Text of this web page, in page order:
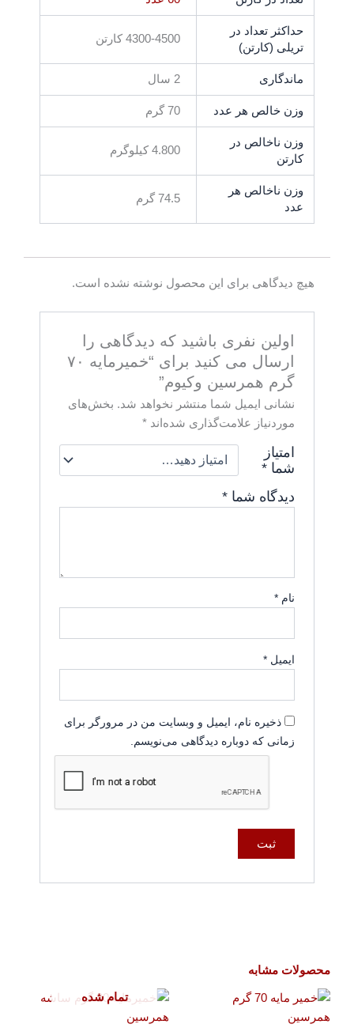
حداکثر تعداد در
تریلی (کارتن)
4300-4500 کارتن
ماندگاری 2 سال
وزن خالص هر عدد 70 گرم
وزن ناخالص در
کارتن
4.800 کیلوگرم
وزن ناخالص هر
عدد
74.5 گرم
هیچ دیدگاهی برای این محصول نوشته نشده است.
اولین نفری باشید که دیدگاهی را
ارسال می کنید برای “خمیرمایه ۷۰
گرم همرسین وکیوم”
نشانی ایمیل شما منتشر نخواهد شد. بخش‌های
موردنیاز علامت‌گذاری شده‌اند*
امتیاز
شما*
دیدگاه شما*
نام*
ایمیل*
ذخیره نام، ایمیل و وبسایت من در مرورگر برای
زمانی که دوباره دیدگاهی می‌نویسم.
محصولات مشابه
تمام شده